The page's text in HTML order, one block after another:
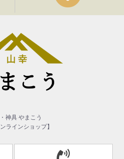
神具 やまこう
ラインショップ】